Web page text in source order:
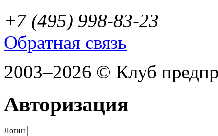
+7 (495) 998-83-23
Обратная связь
2003–2026 © Клуб
Авторизация
Логин